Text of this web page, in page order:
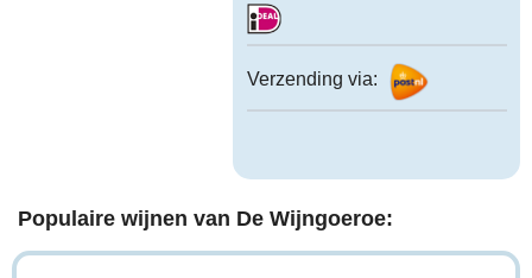
Verzending via:
Populaire wijnen van De Wijngoeroe: